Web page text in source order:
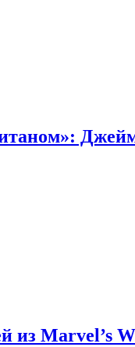
из Marvel’s